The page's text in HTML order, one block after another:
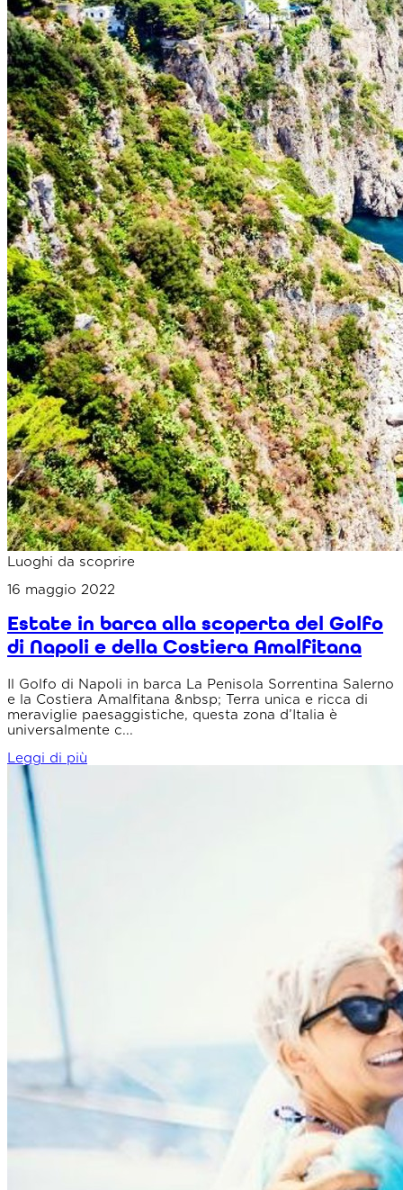
Luoghi da scoprire
16 maggio 2022
Estate in barca alla scoperta del Golfo
di Napoli e della Costiera Amalfitana
Il Golfo di Napoli in barca La Penisola Sorrentina Salerno
e la Costiera Amalfitana &nbsp; Terra unica e ricca di
meraviglie paesaggistiche, questa zona d’Italia è
universalmente c...
Leggi di più